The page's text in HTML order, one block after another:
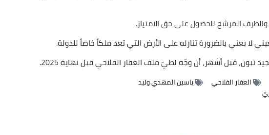
والطرف المرشح للحصول على حق الامتياز.
لا يعني بالضرورة تنازله على الأرض التي تعد ملكاً خاصاً للدولة.
قبل أشهر، أن وجّه لطيّ ملف العقار الفلاحي قبل نهاية 2025.
العقار الفلاحي
ياسين المهدي وليد